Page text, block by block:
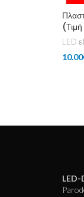
LED
10.00
LED-